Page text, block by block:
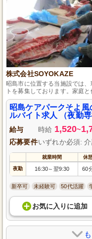
株式会社SOYOKAZE
昭島市に位置する当施設では
トを募集しております。家庭
で、未経験からでも介護のプ
ースで働きながら、利用者様
けます。
昭島ケアパークそよ
ルバイト求人 （夜勤専
給与 時給 1,520~
応募要件いずれか必須:
就業時間 休
夜勤 16:30～ 翌9:30 60
新卒可 未経験可 50代活躍
お気に入り に追加